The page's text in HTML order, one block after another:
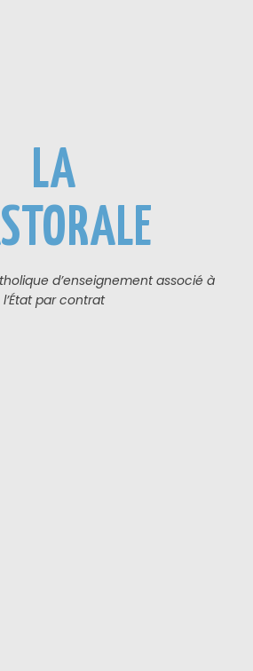
LA
d’enseignement associé à
l’État par contrat